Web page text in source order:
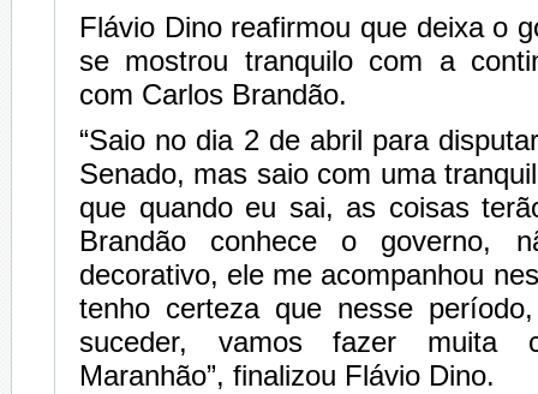
Flávio Dino reafirmou que deixa o
se mostrou tranquilo com a
com Carlos Brandão.
“Saio no dia 2 de abril para
Senado, mas saio com uma
que quando eu sai, as coisas
Brandão conhece o governo,
decorativo, ele me acompanhou
tenho certeza que nesse
suceder, vamos fazer muita
Maranhão”, finalizou Flávio Dino.